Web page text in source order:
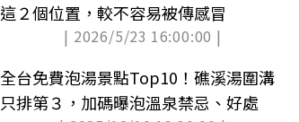
這２個位置，較不容易被傳感冒
| 2026/5/23 16:00:00 |
全台免費泡湯景點Top10！礁溪湯圍溝
只排第３，加碼曝泡溫泉禁忌、好處